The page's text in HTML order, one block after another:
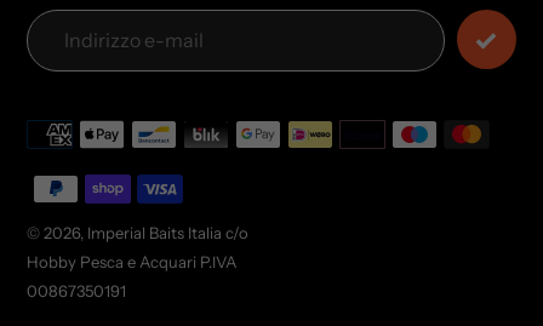
© 2026, Imperial Baits Italia c/o
Hobby Pesca e Acquari P.IVA
00867350191
Modalità
di
pagamento